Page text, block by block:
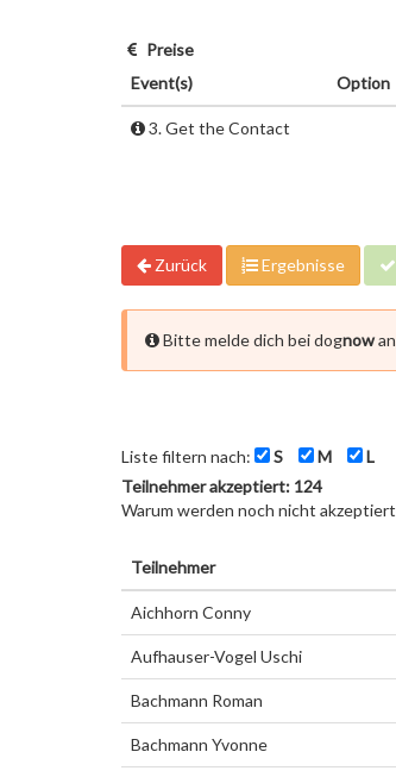
Preise
Event(s)
Option
3. Get the Contact
Zurück Ergebnisse
Bitte melde dich bei dognow
Liste filtern nach: S M
L
Teilnehmer akzeptiert: 124
Warum werden noch nicht
Teilnehmer
Aichhorn Conny
Aufhauser-Vogel Uschi
Bachmann Roman
Bachmann Yvonne